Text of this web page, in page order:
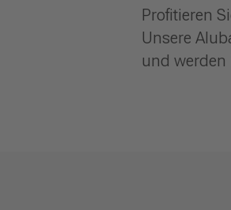
Profitieren
Unsere
und